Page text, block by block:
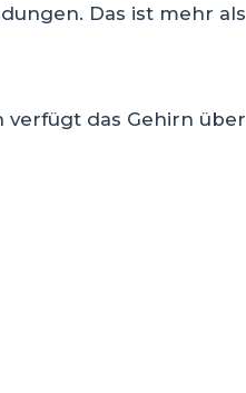
Das ist mehr als
verfügt das Gehirn über